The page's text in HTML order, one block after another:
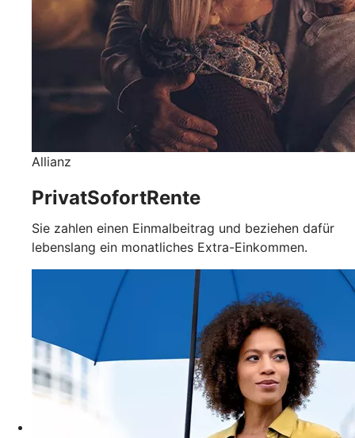
Allianz
PrivatSofortRente
Sie zahlen einen Einmalbeitrag und beziehen dafür
lebenslang ein monatliches Extra-Einkommen.